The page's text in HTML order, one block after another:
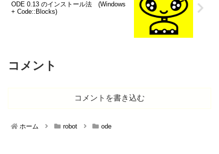
ODE 0.13 のインストール法 (Windows
+ Code::Blocks)
コメント
コメントを書き込む
ホーム robot ode